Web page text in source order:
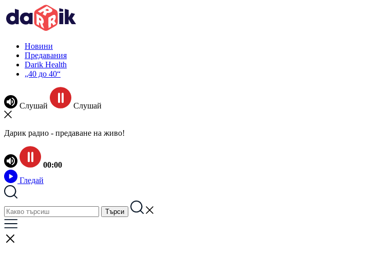
Новини
Предавания
Darik Health
„40 до 40“
Слушай Слушай
Дарик радио - предаване на живо!
00:00
Гледай